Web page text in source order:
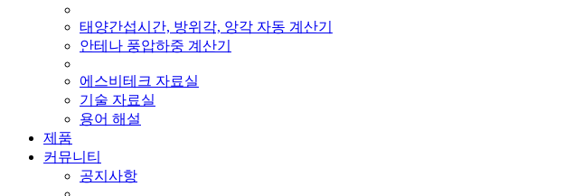
태양간섭시간, 방위각, 앙각 자동 계산기
안테나 풍압하중 계산기
에스비테크 자료실
기술 자료실
용어 해설
제품
커뮤니티
공지사항